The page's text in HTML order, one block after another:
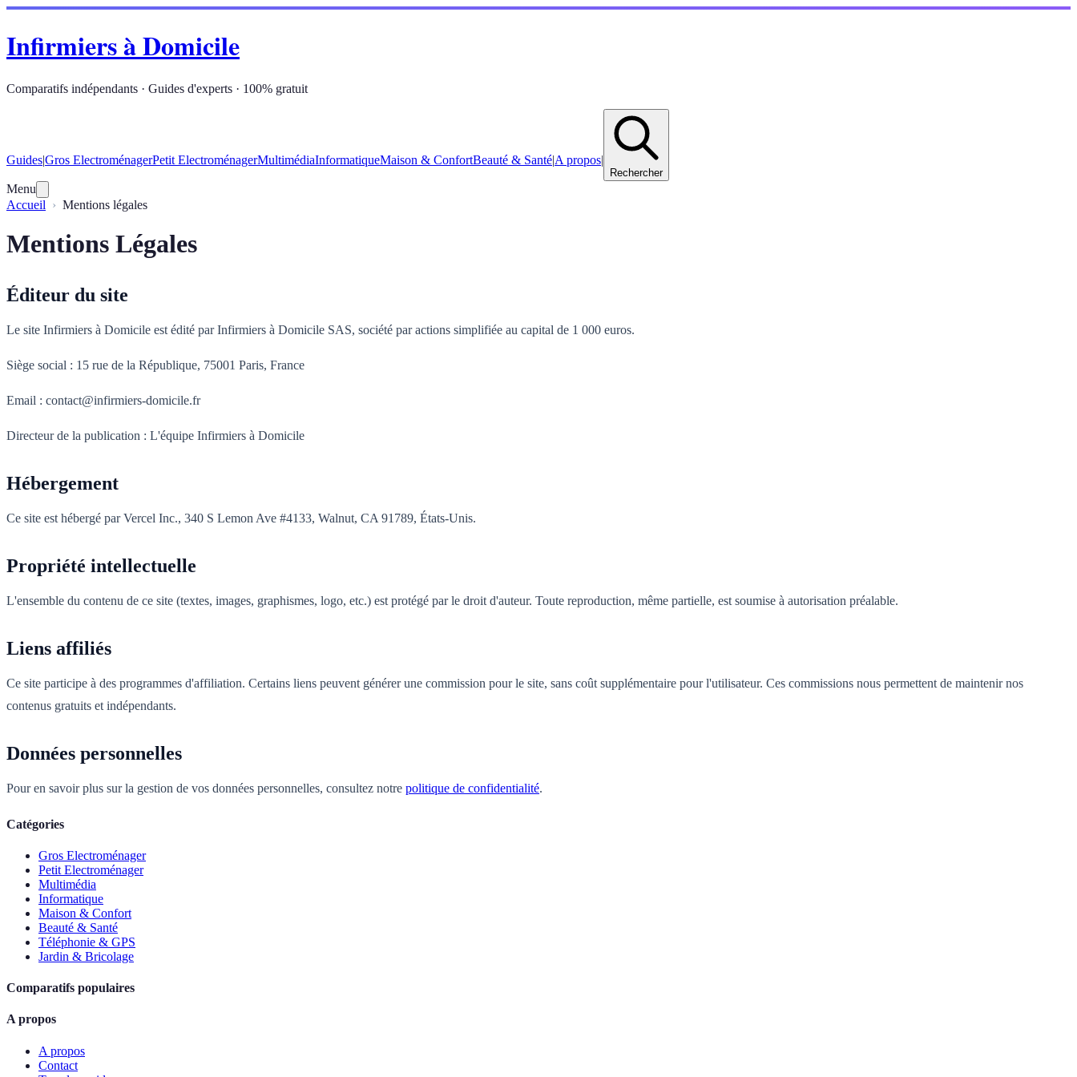
Infirmiers à Domicile
Comparatifs indépendants · Guides d'experts · 100% gratuit
Guides|Gros ElectroménagerPetit ElectroménagerMultimédiaInformatiqueMaison & ConfortBeauté & Santé|A propos|
Rechercher
Menu
Accueil
Mentions légales
Mentions Légales
Éditeur du site
Le site Infirmiers à Domicile est édité par Infirmiers à Domicile SAS, société par actions simplifiée au capital de 1 000 euros.
Siège social : 15 rue de la République, 75001 Paris, France
Email : contact@infirmiers-domicile.fr
Directeur de la publication : L'équipe Infirmiers à Domicile
Hébergement
Ce site est hébergé par Vercel Inc., 340 S Lemon Ave #4133, Walnut, CA 91789, États-Unis.
Propriété intellectuelle
L'ensemble du contenu de ce site (textes, images, graphismes, logo, etc.) est protégé par le droit d'auteur. Toute reproduction, même partielle, est soumise à autorisation préalable.
Liens affiliés
Ce site participe à des programmes d'affiliation. Certains liens peuvent générer une commission pour le site, sans coût supplémentaire pour l'utilisateur. Ces commissions nous permettent de maintenir nos
contenus gratuits et indépendants.
Données personnelles
Pour en savoir plus sur la gestion de vos données personnelles, consultez notre politique de confidentialité.
Catégories
Gros Electroménager
Petit Electroménager
Multimédia
Informatique
Maison & Confort
Beauté & Santé
Téléphonie & GPS
Jardin & Bricolage
Comparatifs populaires
A propos
A propos
Contact